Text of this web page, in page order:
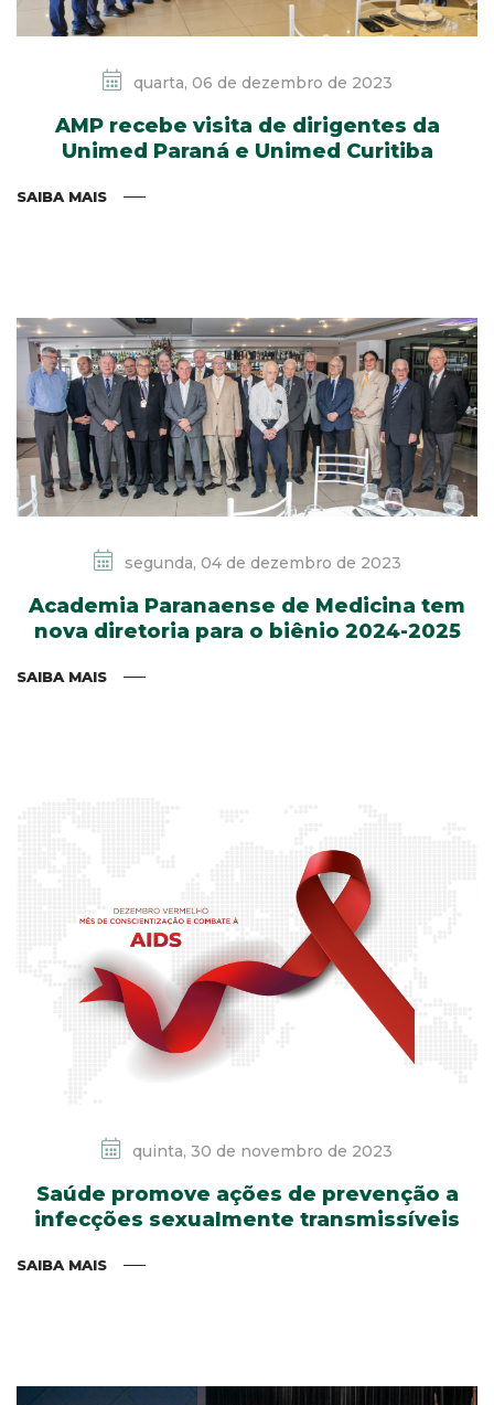
quarta, 06 de dezembro de 2023
AMP recebe visita de dirigentes da
Unimed Paraná e Unimed Curitiba
SAIBA MAIS
segunda, 04 de dezembro de 2023
Academia Paranaense de Medicina tem
nova diretoria para o biênio 2024-2025
SAIBA MAIS
quinta, 30 de novembro de 2023
Saúde promove ações de prevenção a
infecções sexualmente transmissíveis
SAIBA MAIS